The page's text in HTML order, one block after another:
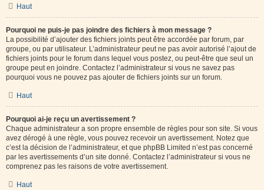
Haut
Pourquoi ne puis-je pas joindre des fichiers à mon message ?
La possibilité d’ajouter des fichiers joints peut être accordée par forum, par
groupe, ou par utilisateur. L’administrateur peut ne pas avoir autorisé l’ajout de
fichiers joints pour le forum dans lequel vous postez, ou peut-être que seul un
groupe peut en joindre. Contactez l’administrateur si vous ne savez pas
pourquoi vous ne pouvez pas ajouter de fichiers joints sur un forum.
Haut
Pourquoi ai-je reçu un avertissement ?
Chaque administrateur a son propre ensemble de règles pour son site. Si vous
avez dérogé à une règle, vous pouvez recevoir un avertissement. Notez que
c’est la décision de l’administrateur, et que phpBB Limited n’est pas concerné
par les avertissements d’un site donné. Contactez l’administrateur si vous ne
comprenez pas les raisons de votre avertissement.
Haut